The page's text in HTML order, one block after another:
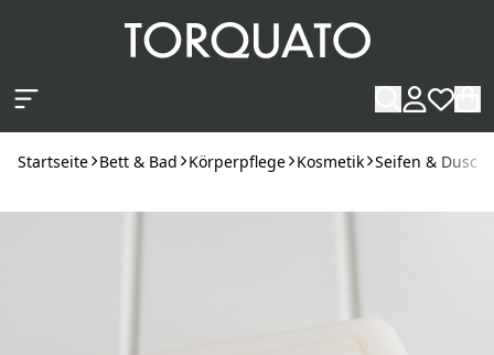
Startseite Bett & Bad Körperpflege Kosmetik Seifen &